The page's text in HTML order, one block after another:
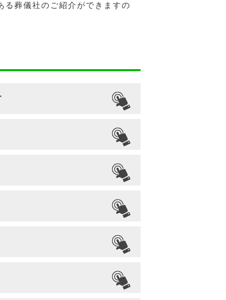
る葬儀社のご紹介ができますの